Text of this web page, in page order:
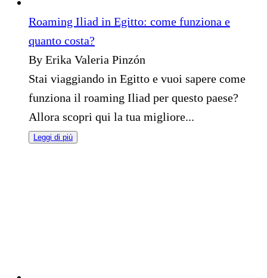
Roaming Iliad in Egitto: come funziona e
quanto costa?
By Erika Valeria Pinzón
Stai viaggiando in Egitto e vuoi sapere come
funziona il roaming Iliad per questo paese?
Allora scopri qui la tua migliore...
Leggi di più